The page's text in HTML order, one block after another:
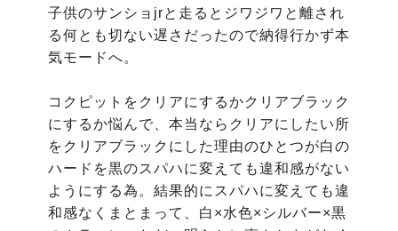
子供のサンショjrと走るとジワジワと離され
る何とも切ない遅さだったので納得行かず本
気モードへ。
コクピットをクリアにするかクリアブラック
にするか悩んで、本当ならクリアにしたい所
をクリアブラックにした理由のひとつが白の
ハードを黒のスパハに変えても違和感がない
ようにする為。結果的にスパハに変えても違
和感なくまとまって、白×水色×シルバー×黒